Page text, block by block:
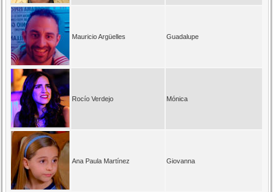
Mauricio Argüelles Guadalupe
Rocío Verdejo Mónica
Ana Paula Martínez Giovanna